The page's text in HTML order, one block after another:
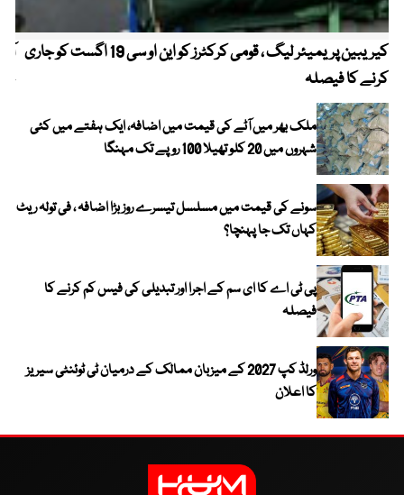
کیریبین پریمیئر لیگ ، قومی کرکٹرز کو این او سی 19 اگست کو جاری
کرنے کا فیصلہ
ملک بھر میں آٹے کی قیمت میں اضافہ، ایک ہفتے میں کئی
شہروں میں 20 کلو تھیلا 100 روپے تک مہنگا
سونے کی قیمت میں مسلسل تیسرے روز بڑا اضافہ ، فی تولہ ریٹ
کہاں تک جا پہنچا؟
پی ٹی اے کا ای سم کے اجرا اور تبدیلی کی فیس کم کرنے کا
فیصلہ
ورلڈ کپ 2027 کے میزبان ممالک کے درمیان ٹی ٹوئنٹی سیریز
کا اعلان